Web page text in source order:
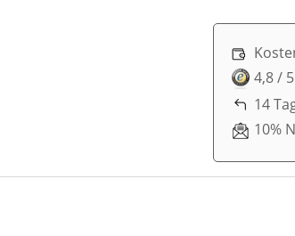
4,8 /
14
10%